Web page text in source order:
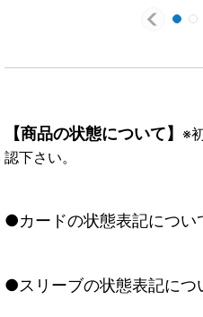
【商品の状態について】 ※
認下さい。
●カードの状態表記につい
●スリーブの状態表記につ